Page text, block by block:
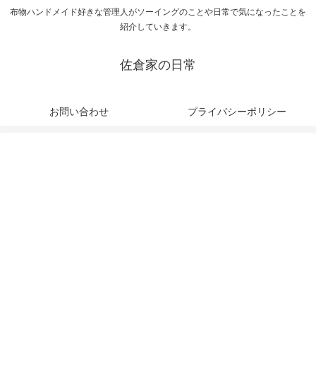
布物ハンドメイド好きな管理人がソーイングのことや日常で気になったことを
紹介していきます。
佐倉家の日常
お問い合わせ プライバシーポリシー